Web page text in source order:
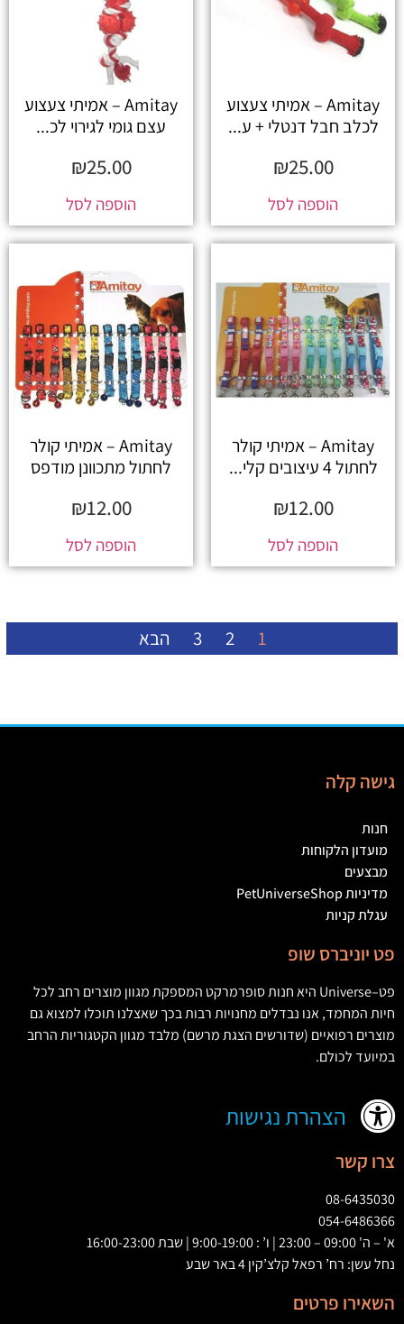
Amitay – אמיתי צעצוע
לכלב חבל דנטלי + ע...
₪25.00
הוספה לסל
Amitay – אמיתי צעצוע
עצם גומי לגירוי לכ...
₪25.00
הוספה לסל
Amitay – אמיתי קולר
לחתול 4 עיצובים קלי...
₪12.00
הוספה לסל
Amitay – אמיתי קולר
לחתול מתכוונן מודפס
₪12.00
הוספה לסל
1
2
3 הבא
גישה קלה
חנות
מועדון הלקוחות
מבצעים
מדיניות PetUniverseShop
עגלת קניות
פט יוניברס שופ
פט–
Universe היא חנות סופרמרקט המספקת מגוון מוצרים רחב לכל
חיות המחמד,אנו נבדלים מחנויות רבות בכך שאצלנו תוכלו למצוא גם
מוצרים רפואיים (שדורשים הצגת מרשם) מלבד מגוון הקטגוריות הרחב
במיועד לכולם.
הצהרת נגישות
צרו קשר
08-6435030
054-6486366
א' – ה' 09:00 – 23:00 | ו’ : 9:00-19:00 | שבת 16:00-23:00
נחל עשן: רח’ רפאל קלצ’קין 4 באר שבע
השאירו פרטים